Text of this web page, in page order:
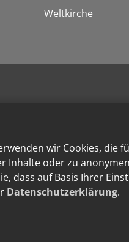
wir Cookies,
oder zu
dass auf Basis Ihrer
Datenschutzerklärung.
Weltkirche